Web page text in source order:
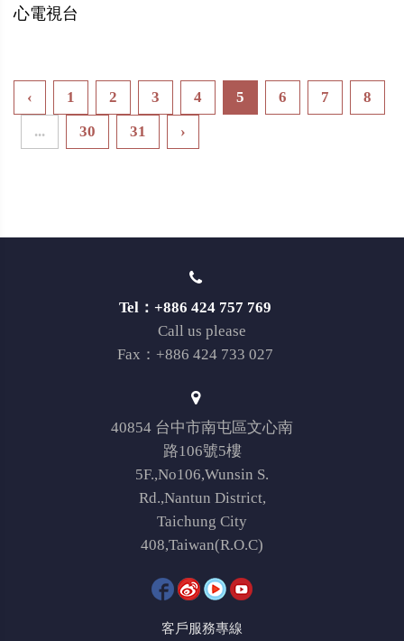
心電視台
‹ 1 2 3 4 5 6 7
8
...
30 31 ›
Tel：+886 424 757 769
Call us please
Fax：+886 424 733 027
40854 台中市南屯區文心南
路106號5樓
5F.,No106,Wunsin S.
Rd.,Nantun District,
Taichung City
408,Taiwan(R.O.C)
客戶服務專線